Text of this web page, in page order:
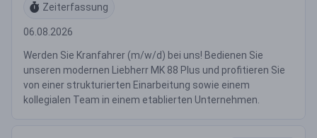
Zeiterfassung
06.08.2026
Werden Sie Kranfahrer (m/w/d) bei uns! Bedienen Sie
unseren modernen Liebherr MK 88 Plus und profitieren Sie
von einer strukturierten Einarbeitung sowie einem
kollegialen Team in einem etablierten Unternehmen.